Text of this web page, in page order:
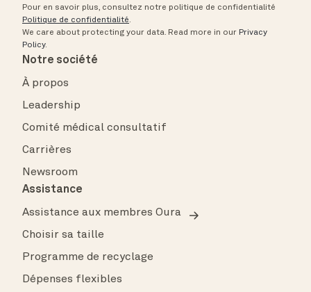
Pour en savoir plus, consultez notre politique de confidentialité
Politique de confidentialité.
We care about protecting your data. Read more in our Privacy
Policy.
Notre société
À propos
Leadership
Comité médical consultatif
Carrières
Newsroom
Assistance
Assistance aux membres Oura
Choisir sa taille
Programme de recyclage
Dépenses flexibles